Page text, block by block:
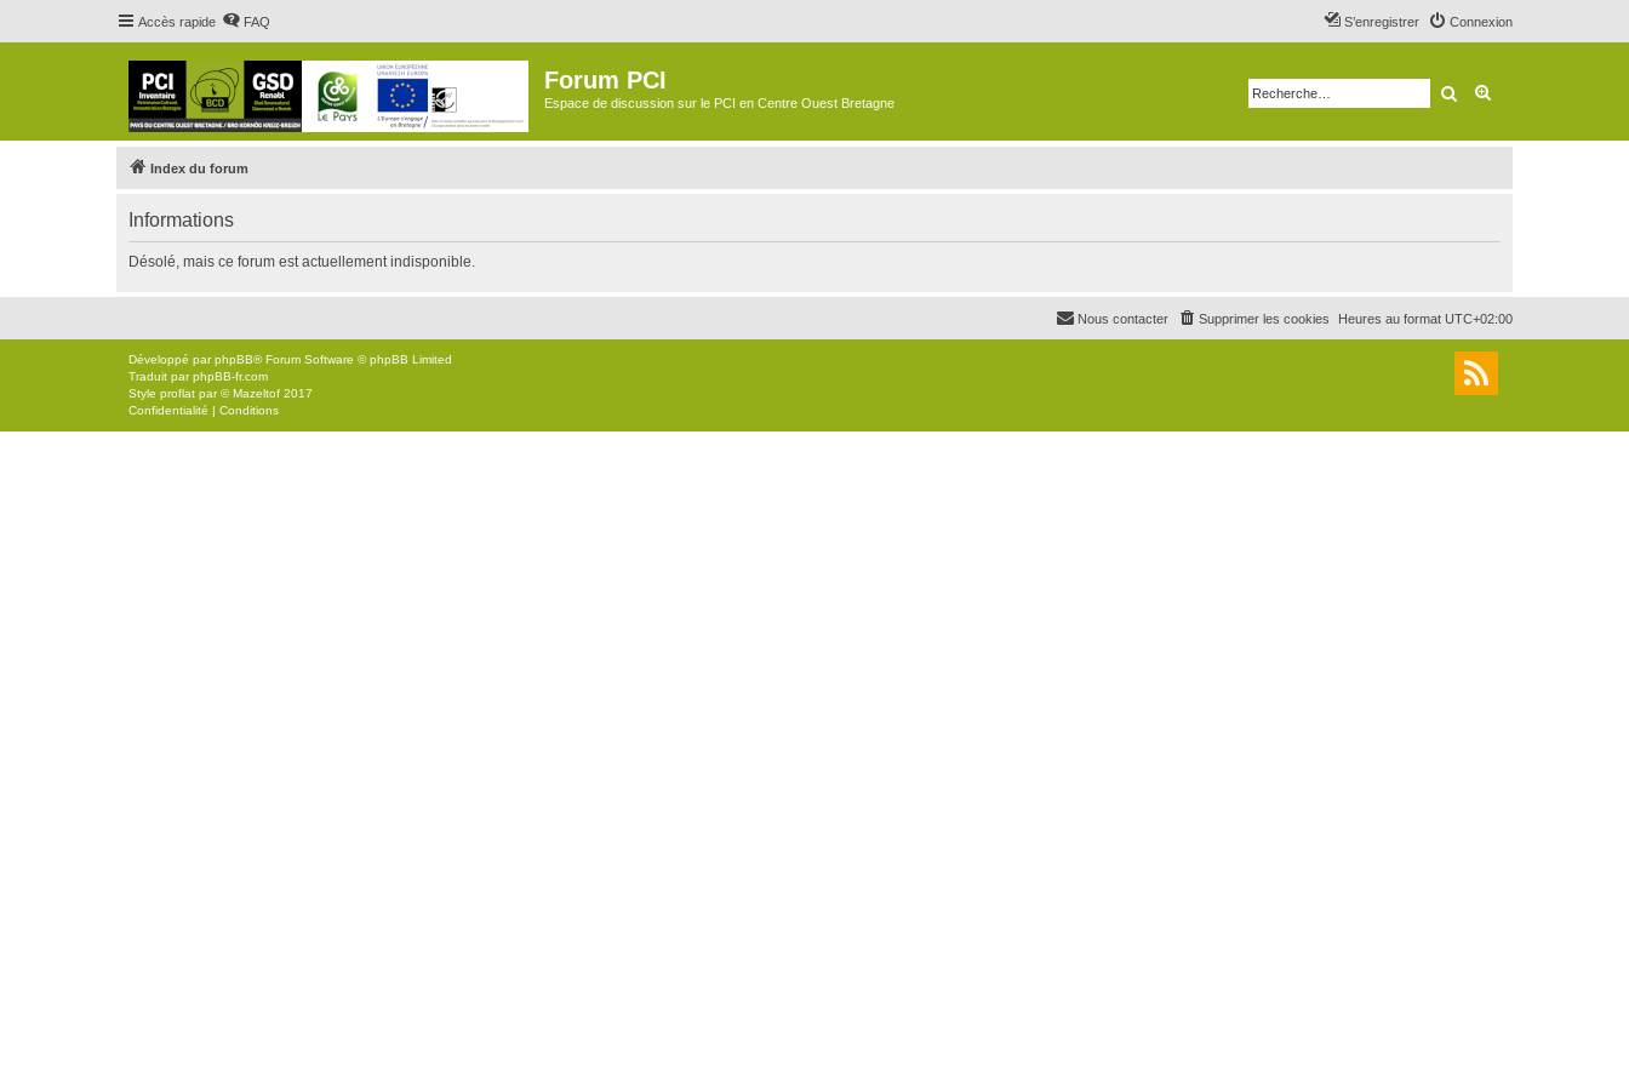
Accès rapide FAQ Connexion
S’enregistrer
Forum PCI
Espace de discussion sur le PCI en Centre Ouest Bretagne Rechercher
Index du forum
Informations
Désolé, mais ce forum est actuellement indisponible.
Heures au format UTC+02:00
Supprimer les cookies
Nous contacter
Développé parphpBB® Forum Software © phpBB Limited
Traduit parphpBB-fr.com
Style proflat par ©Mazeltof 2017
Confidentialité | Conditions